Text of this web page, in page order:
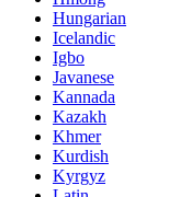
Hungarian
Icelandic
Igbo
Javanese
Kannada
Kazakh
Khmer
Kurdish
Kyrgyz